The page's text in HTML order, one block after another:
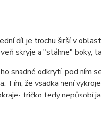
díl je trochu širší v
skryje a "stáhne" boky,
snadné odkrytí, pod ním
Tím, že vsadka není
tričko tedy nepůsobí